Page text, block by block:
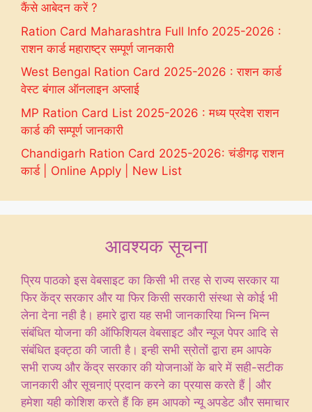
कैंसे आबेदन करें ?
Ration Card Maharashtra Full Info 2025-2026 :
राशन कार्ड महाराष्ट्र सम्पूर्ण जानकारी
West Bengal Ration Card 2025-2026 : राशन कार्ड
वेस्ट बंगाल ऑनलाइन अप्लाई
MP Ration Card List 2025-2026 : मध्य प्रदेश राशन
कार्ड की सम्पूर्ण जानकारी
Chandigarh Ration Card 2025-2026: चंडीगढ़ राशन
कार्ड | Online Apply | New List
आवश्यक सूचना
प्रिय पाठको इस वेबसाइट का किसी भी तरह से राज्य सरकार या
फिर केंद्र सरकार और या फिर किसी सरकारी संस्था से कोई भी
लेना देना नही है। हमारे द्वारा यह सभी जानकारिया भिन्न भिन्न
संबंधित योजना की ऑफिशियल वेबसाइट और न्यूज पेपर आदि से
संबंधित इक्ट्ठा की जाती है। इन्ही सभी स्रोतों द्वारा हम आपके
सभी राज्य और केंद्र सरकार की योजनाओं के बारे में सही-सटीक
जानकारी और सूचनाएं प्रदान करने का प्रयास करते हैं | और
हमेशा यही कोशिश करते हैं कि हम आपको न्यू अपडेट और समाचार